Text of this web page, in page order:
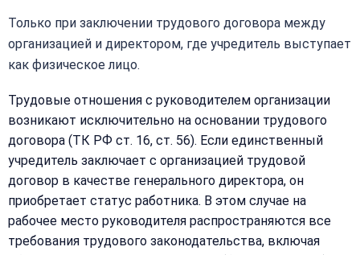
Только при заключении трудового договора между
организацией и директором, где учредитель выступает
как физическое лицо.
Трудовые отношения с руководителем организации
возникают исключительно на основании трудового
договора (ТК РФ ст. 16, ст. 56). Если единственный
учредитель заключает с организацией трудовой
договор в качестве генерального директора, он
приобретает статус работника. В этом случае на
рабочее место руководителя распространяются все
требования трудового законодательства, включая